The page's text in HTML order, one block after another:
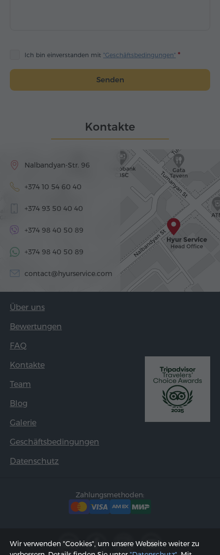
Ich bin einverstanden mit "Geschäftsbedingungen"
Senden
Kontakte
Nalbandyan-Str. 96
+374 10 54 60 40
+374 93 50 40 40
+374 98 40 50 89
+374 98 40 50 89
contact@hyurservice.com
Über uns
Bewertungen
FAQ
Kontakte
Team
Blog
Galerie
Geschäftsbedingungen
Datenschutz
Zahlungsmethoden:
Wir verwenden "Cookies", um unsere Webseite weiter zu